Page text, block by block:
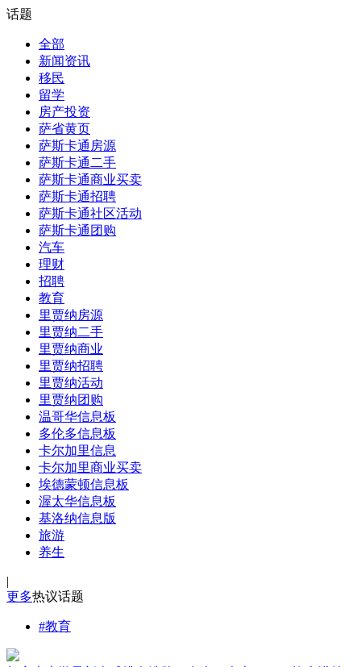
话题
全部
新闻资讯
移民
留学
房产投资
萨省黄页
萨斯卡通房源
萨斯卡通二手
萨斯卡通商业买卖
萨斯卡通招聘
萨斯卡通社区活动
萨斯卡通团购
汽车
理财
招聘
教育
里贾纳房源
里贾纳二手
里贾纳商业
里贾纳招聘
里贾纳活动
里贾纳团购
温哥华信息板
多伦多信息板
卡尔加里信息
卡尔加里商业买卖
埃德蒙顿信息板
渥太华信息板
基洛纳信息版
旅游
养生
|
更多热议话题
#教育